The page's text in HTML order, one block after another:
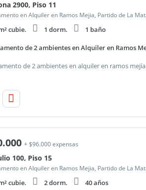
2900, Piso 11
en Alquiler en Ramos Mejia, Partido de La
cubie. 1 dorm. 1 baño
de 2 ambientes en Alquiler en Ramos
+ $96.000 expensas
100, Piso 15
en Alquiler en Ramos Mejia, Partido de La
cubie. 2 dorm. 40 años